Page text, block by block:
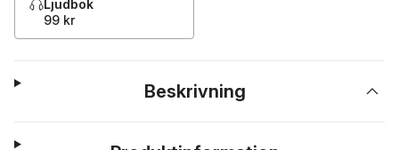
Ljudbok
99 kr
Beskrivning